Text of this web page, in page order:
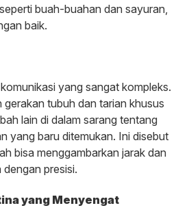
buah-buahan dan sayuran,
baik.
yang sangat kompleks.
tubuh dan tarian khusus
lain di dalam sarang tentang
yang baru ditemukan. Ini disebut
bisa menggambarkan jarak dan
presisi.
yang Menyengat